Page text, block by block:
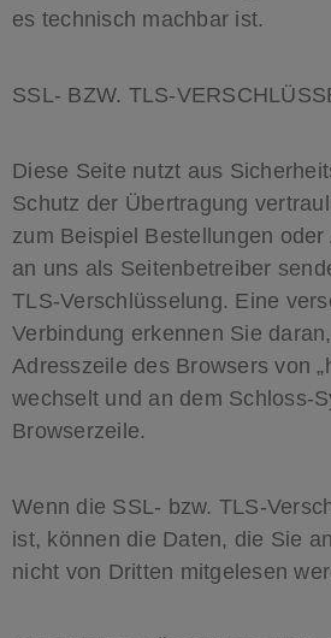
es technisch machbar ist.
SSL- BZW. TLS-
Diese Seite nutzt aus
Schutz der Übertragung
zum Beispiel Bestellungen
an uns als Seitenbetreiber
TLS-Verschlüsselung. Eine
Verbindung erkennen Sie
Adresszeile des Browsers von
wechselt und an dem Schloss-
Browserzeile.
Wenn die SSL- bzw. TLS-
ist, können die Daten, die Sie
nicht von Dritten mitgelesen